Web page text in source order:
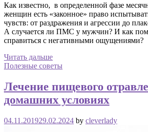
Как известно, в определенной фазе
женщин есть «законное» право
чувств: от раздражения и агрессии до
А случается ли ПМС у мужчин? И как
справиться с негативными ощущениями?
Читать дальше
Полезные советы
Лечение пищевого
домашних условиях
04.11.201929.02.2024 by cleverlady